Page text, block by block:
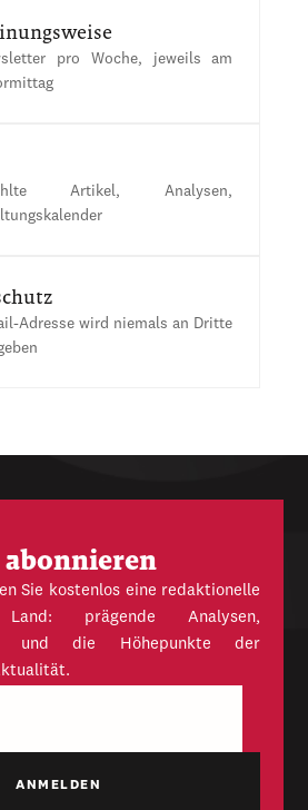
pro Woche, jeweils am
Artikel, Analysen,
Adresse wird niemals an Dritte
Sie kostenlos eine redaktionelle
prägende Analysen,
und die Höhepunkte der